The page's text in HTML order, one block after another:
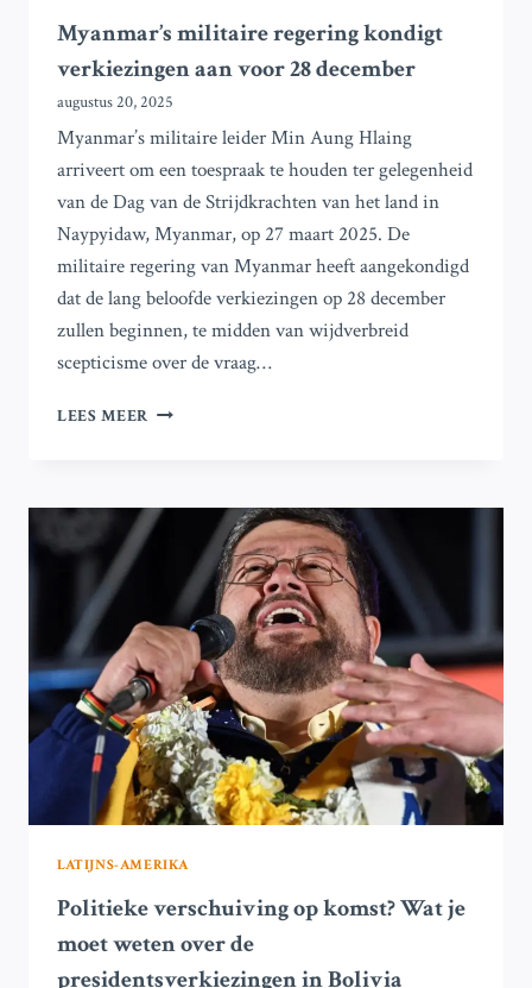
Myanmar’s militaire regering kondigt
verkiezingen aan voor 28 december
augustus 20, 2025
Myanmar’s militaire leider Min Aung Hlaing
arriveert om een toespraak te houden ter gelegenheid
van de Dag van de Strijdkrachten van het land in
Naypyidaw, Myanmar, op 27 maart 2025. De
militaire regering van Myanmar heeft aangekondigd
dat de lang beloofde verkiezingen op 28 december
zullen beginnen, te midden van wijdverbreid
scepticisme over de vraag…
LEES MEER MYANMAR’S
VERKIEZINGEN
AAN
VOOR
DECEMBER
LATIJNS-AMERIKA
Politieke verschuiving op komst? Wat je
moet weten over de
presidentsverkiezingen in Bolivia